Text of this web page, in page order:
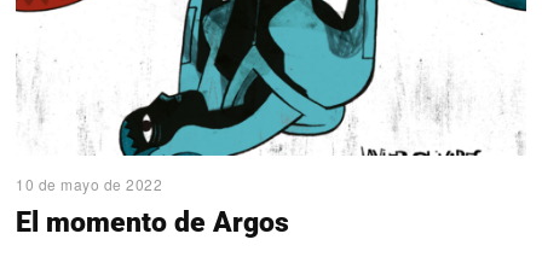
10 de mayo de 2022
El momento de Argos